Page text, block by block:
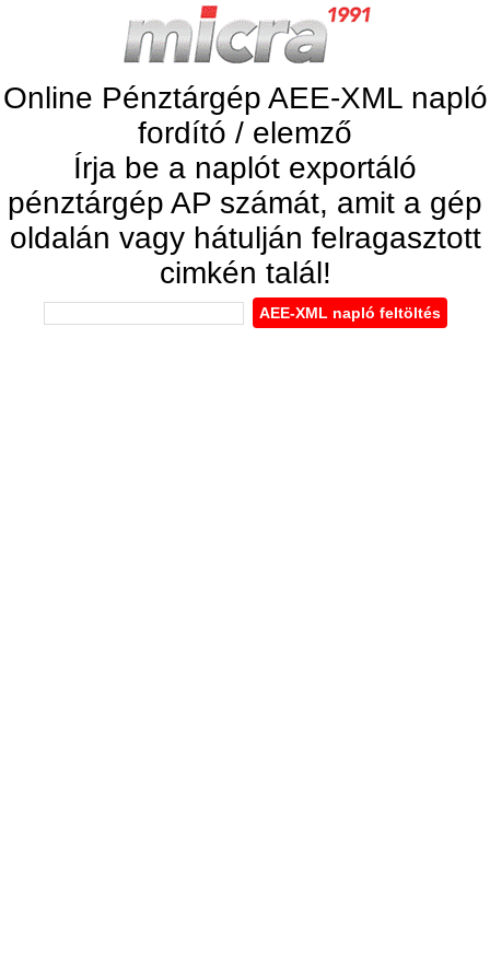
Online Pénztárgép AEE-XML napló
fordító / elemző
Írja be a naplót exportáló
pénztárgép AP számát, amit a gép
oldalán vagy hátulján felragasztott
cimkén talál!